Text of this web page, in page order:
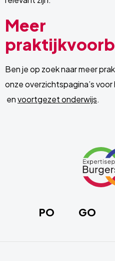
Meer
Ben je op zoek naar meer
onze overzichtspagina’s voor
envoortgezet onderwijs.
PO GO